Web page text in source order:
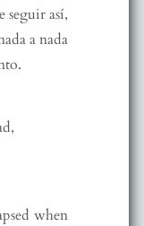
seguir así,
a nada
when